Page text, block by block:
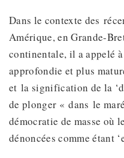
Dans le contexte des
Amérique, en Grande-
continentale, il a appelé
approfondie et plus
et la signification de la
de plonger « dans le
démocratie de masse où
dénoncées comme étant